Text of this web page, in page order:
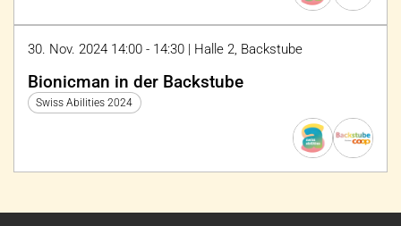
30. Nov. 2024 14:00 - 14:30 | Halle 2, Backstube
Bionicman in der Backstube
Swiss Abilities 2024